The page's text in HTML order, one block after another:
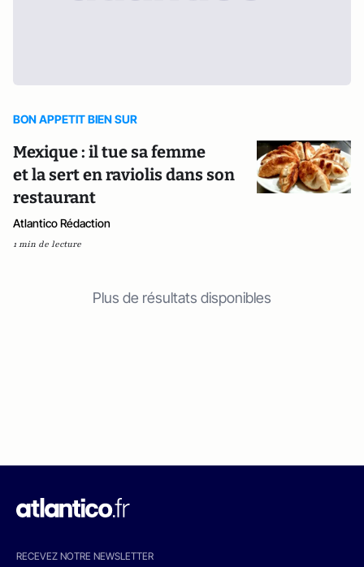
BON APPETIT BIEN SUR
Mexique : il tue sa femme
et la sert en raviolis dans son
restaurant
Atlantico Rédaction
1 min de lecture
Plus de résultats disponibles
RECEVEZ NOTRE NEWSLETTER